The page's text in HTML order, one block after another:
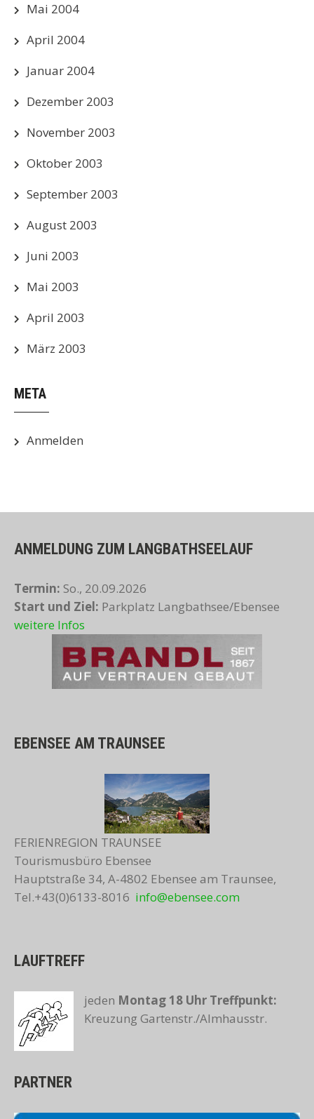
Mai 2004
April 2004
Januar 2004
Dezember 2003
November 2003
Oktober 2003
September 2003
August 2003
Juni 2003
Mai 2003
April 2003
März 2003
META
Anmelden
ANMELDUNG ZUM LANGBATHSEELAUF
Termin: So., 20.09.2026
Start und Ziel: Parkplatz Langbathsee/Ebensee
weitere Infos
EBENSEE AM TRAUNSEE
FERIENREGION TRAUNSEE
Tourismusbüro Ebensee
Hauptstraße 34, A-4802 Ebensee am Traunsee,
Tel.+43(0)6133-8016 info@ebensee.com
LAUFTREFF
jeden Montag 18 Uhr Treffpunkt:
Kreuzung Gartenstr./Almhausstr.
PARTNER